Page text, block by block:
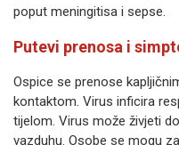
poput meningitisa i sepse.
Putevi prenosa i
Ospice se prenose
kontaktom. Virus inficira
tijelom. Virus može živjeti
vazduhu. Osobe se mogu